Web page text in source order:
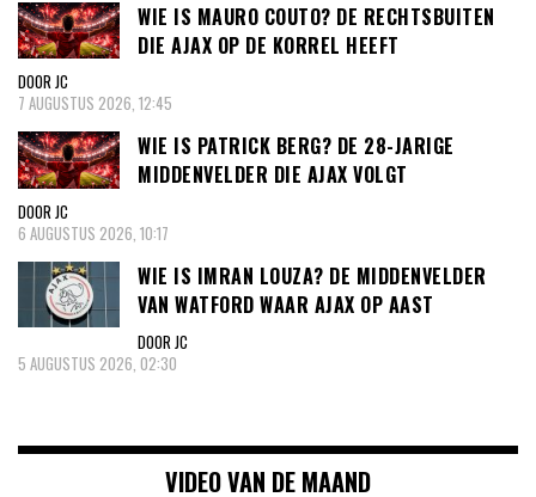
WIE IS MAURO COUTO? DE RECHTSBUITEN
DIE AJAX OP DE KORREL HEEFT
DOOR JC
7 AUGUSTUS 2026, 12:45
WIE IS PATRICK BERG? DE 28-JARIGE
MIDDENVELDER DIE AJAX VOLGT
DOOR JC
6 AUGUSTUS 2026, 10:17
WIE IS IMRAN LOUZA? DE MIDDENVELDER
VAN WATFORD WAAR AJAX OP AAST
DOOR JC
5 AUGUSTUS 2026, 02:30
VIDEO VAN DE MAAND